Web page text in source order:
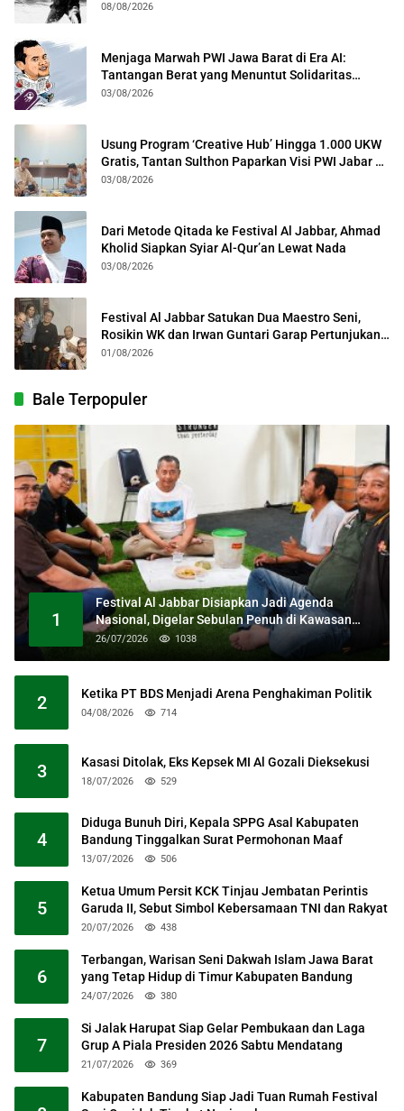
08/08/2026
Menjaga Marwah PWI Jawa Barat di Era AI:
Tantangan Berat yang Menuntut Solidaritas
Lintas Generasi
03/08/2026
Usung Program ‘Creative Hub’ Hingga 1.000 UKW
Gratis, Tantan Sulthon Paparkan Visi PWI Jabar di
Kota Bogor
03/08/2026
Dari Metode Qitada ke Festival Al Jabbar, Ahmad
Kholid Siapkan Syiar Al-Qur’an Lewat Nada
03/08/2026
Festival Al Jabbar Satukan Dua Maestro Seni,
Rosikin WK dan Irwan Guntari Garap Pertunjukan
Kolosal
01/08/2026
Bale Terpopuler
1
Festival Al Jabbar Disiapkan Jadi Agenda
Nasional, Digelar Sebulan Penuh di Kawasan
Masjid Raya Al Jabbar
26/07/2026 1038
2 Ketika PT BDS Menjadi Arena Penghakiman Politik
04/08/2026 714
3 Kasasi Ditolak, Eks Kepsek MI Al Gozali Dieksekusi
18/07/2026 529
4
Diduga Bunuh Diri, Kepala SPPG Asal Kabupaten
Bandung Tinggalkan Surat Permohonan Maaf
13/07/2026 506
5
Ketua Umum Persit KCK Tinjau Jembatan Perintis
Garuda II, Sebut Simbol Kebersamaan TNI dan Rakyat
20/07/2026 438
6
Terbangan, Warisan Seni Dakwah Islam Jawa Barat
yang Tetap Hidup di Timur Kabupaten Bandung
24/07/2026 380
7
Si Jalak Harupat Siap Gelar Pembukaan dan Laga
Grup A Piala Presiden 2026 Sabtu Mendatang
21/07/2026 369
Kabupaten Bandung Siap Jadi Tuan Rumah Festival